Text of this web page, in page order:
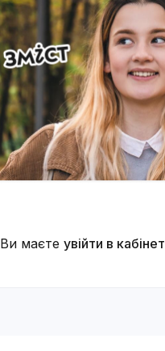
Ви маєте увійти в кабінет